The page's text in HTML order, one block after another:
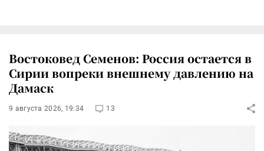
Востоковед Семенов: Россия остается в
Сирии вопреки внешнему давлению на
Дамаск
9 августа 2026, 19:34 13